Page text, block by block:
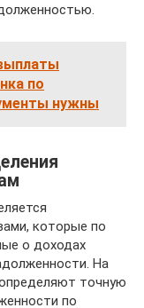
по
нужны
которые по
о доходах
На
точную
по